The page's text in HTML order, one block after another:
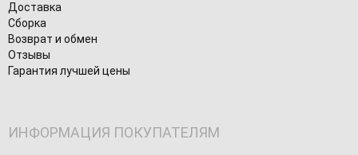
Доставка
Сборка
Возврат и обмен
Отзывы
Гарантия лучшей цены
ИНФОРМАЦИЯ ПОКУПАТЕЛЯМ